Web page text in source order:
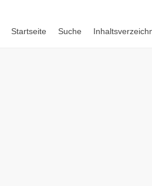
Startseite Suche